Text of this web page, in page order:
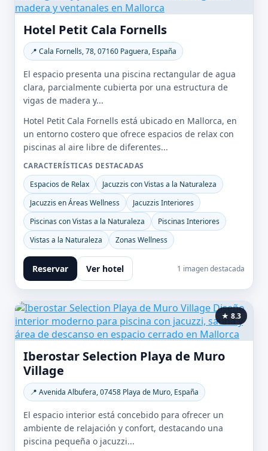
Hotel Petit Cala Fornells
📍 Cala Fornells, 78, 07160 Paguera, España
El espacio presenta una piscina rectangular de agua
clara, parcialmente cubierta por una estructura de
vigas de madera y...
Hotel Petit Cala Fornells está ubicado en Mallorca, en
un entorno costero que ofrece espacios de relax con
piscinas al aire libre de diferentes...
CARACTERÍSTICAS DESTACADAS
Espacios de Relax
Jacuzzis con Vistas a la Naturaleza
Jacuzzis en Áreas Wellness
Jacuzzis Interiores
Piscinas con Vistas a la Naturaleza
Piscinas Interiores
Vistas a la Naturaleza
Zonas Wellness
Reservar Ver hotel 1 imagen destacada
★ 8.3
Iberostar Selection Playa de Muro
Village
📍 Avenida Albufera, 07458 Playa de Muro, España
El espacio interior está concebido para ofrecer un
ambiente de relajación y confort, destacando una
piscina pequeña o jacuzzi...